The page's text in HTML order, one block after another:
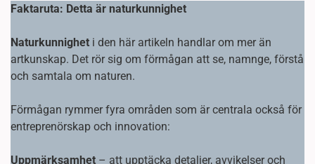
Faktaruta: Detta är naturkunnighet
Naturkunnighet i den här artikeln handlar om mer än
artkunskap. Det rör sig om förmågan att se, namnge, förstå
och samtala om naturen.
Förmågan rymmer fyra områden som är centrala också för
entreprenörskap och innovation:
Uppmärksamhet – att upptäcka detaljer, avvikelser och